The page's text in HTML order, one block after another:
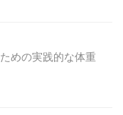
めの実践的な体重